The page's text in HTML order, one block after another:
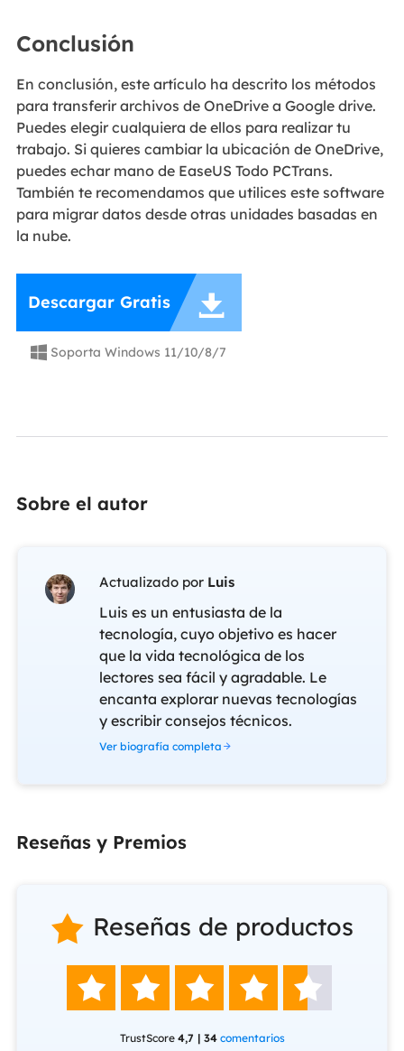
Conclusión
En conclusión, este artículo ha descrito los métodos
para transferir archivos de OneDrive a Google drive.
Puedes elegir cualquiera de ellos para realizar tu
trabajo. Si quieres cambiar la ubicación de OneDrive,
puedes echar mano de EaseUS Todo PCTrans.
También te recomendamos que utilices este software
para migrar datos desde otras unidades basadas en
la nube.
Descargar Gratis 
 Soporta Windows 11/10/8/7
Sobre el autor
Actualizado por Luis
Luis es un entusiasta de la
tecnología, cuyo objetivo es hacer
que la vida tecnológica de los
lectores sea fácil y agradable. Le
encanta explorar nuevas tecnologías
y escribir consejos técnicos.
Ver biografía completa
Reseñas y Premios
 Reseñas de productos
    
TrustScore 4,7 | 34 comentarios